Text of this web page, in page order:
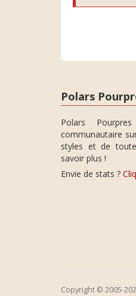
Polars
Polars
communautaire
styles et de
savoir plus !
Envie de stats ?
Copyright © 2005-